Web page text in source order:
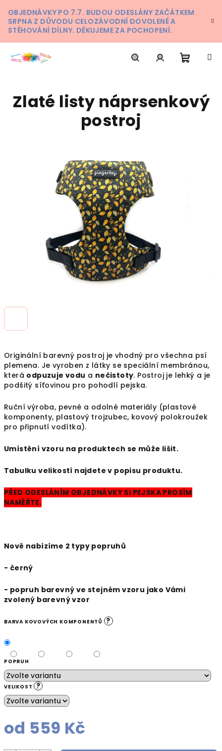
na
obsah
OBJEDNÁVKY PO 7.7. BUDOU ODESLÁNY ZAČÁTKEM
SRPNA Z DŮVODU CELOZÁVODNÍ DOVOLENÉ A
STĚHOVÁNÍ DÍLNY. DĚKUJEME ZA POCHOPENÍ.
košík
Originální barevný postroj je vhodný pro všechna psí
plemena. Je vyroben z látky se speciální membránou,
která odpuzuje vodu a nečistoty. Postroj je lehký a je
podšitý síťovinou pro pohodlí pejska.
Ruční výroba, pevné a odolné materiály (plastové
komponenty, plastový trojzubec, kovový polokroužek
pro připnutí vodítka).
Umístění vzoru na produktech se může lišit.
Tabulku velikostí najdete v popisu produktu.
PŘED ODESLÁNÍM OBJEDNÁVKY SI PEJSKA PROSÍM
NAMĚŘTE.
Nově nabízíme 2 typy popruhů
- černý
- popruh barevný ve stejném vzoru jako Vámi
zvolený barevný vzor
BARVA KOVOVÝCH KOMPONENTŮ ?
POPRUH
VELIKOST ?
od 559 Kč
Zlaté listy náprsenkový
postroj